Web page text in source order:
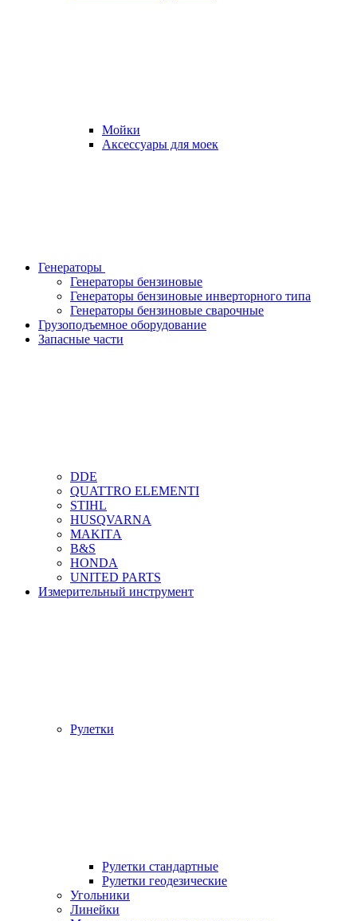
Мойки
Аксессуары для моек
Генераторы
Генераторы бензиновые
Генераторы бензиновые инверторного типа
Генераторы бензиновые сварочные
Грузоподъемное оборудование
Запасные части
DDЕ
QUATTRO ELEMENTI
STIHL
HUSQVARNA
MAKITА
B&S
HONDA
UNITED PARTS
Измерительный инструмент
Рулетки
Рулетки стандартные
Рулетки геодезические
Угольники
Линейки